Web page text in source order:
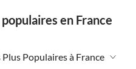
en France
Populaires à France